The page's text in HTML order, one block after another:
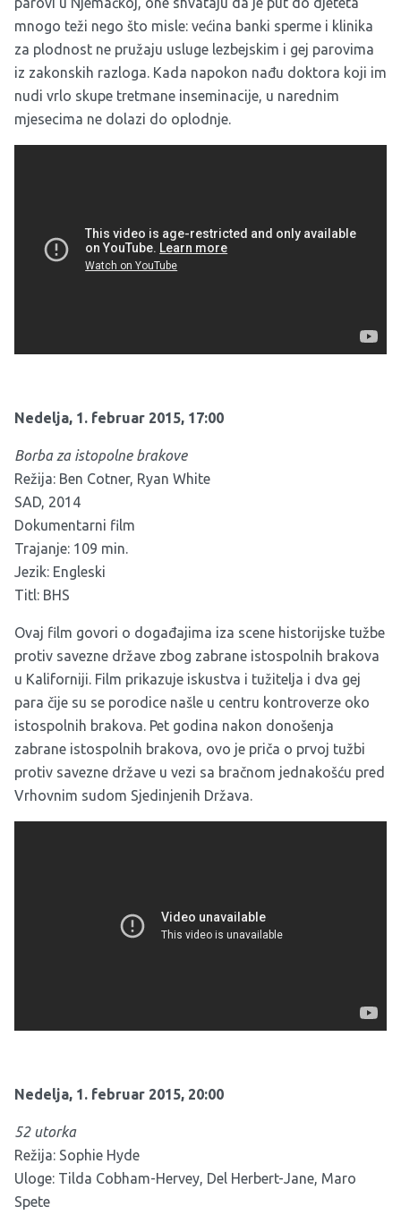
mnogo teži nego što misle: većina banki sperme i klinika
za plodnost ne pružaju usluge lezbejskim i gej parovima
iz zakonskih razloga. Kada napokon nađu doktora koji im
nudi vrlo skupe tretmane inseminacije, u narednim
mjesecima ne dolazi do oplodnje.
Nedelja, 1. februar 2015, 17:00
Borba za istopolne brakove
Režija: Ben Cotner, Ryan White
SAD, 2014
Dokumentarni film
Trajanje: 109 min.
Jezik: Engleski
Titl: BHS
Ovaj film govori o događajima iza scene historijske tužbe
protiv savezne države zbog zabrane istospolnih brakova
u Kaliforniji. Film prikazuje iskustva i tužitelja i dva gej
para čije su se porodice našle u centru kontroverze oko
istospolnih brakova. Pet godina nakon donošenja
zabrane istospolnih brakova, ovo je priča o prvoj tužbi
protiv savezne države u vezi sa bračnom jednakošću pred
Vrhovnim sudom Sjedinjenih Država.
Nedelja, 1. februar 2015, 20:00
52 utorka
Režija: Sophie Hyde
Uloge: Tilda Cobham-Hervey, Del Herbert-Jane, Maro
Spete